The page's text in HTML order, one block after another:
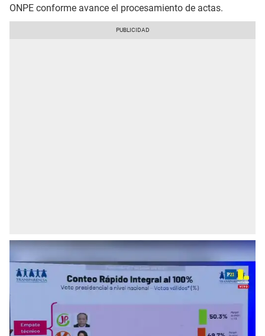
ONPE conforme avance el procesamiento de actas.